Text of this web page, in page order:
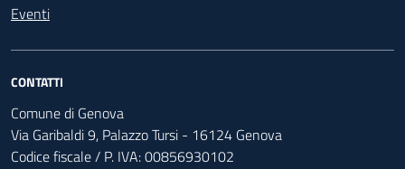
Eventi
CONTATTI
Comune di Genova
Via Garibaldi 9, Palazzo Tursi - 16124 Genova
Codice fiscale / P. IVA: 00856930102